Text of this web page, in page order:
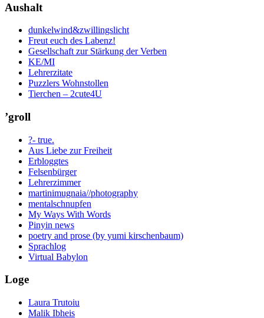
Aushalt
dunkelwind&zwillingslicht
Freut euch des Labenz!
Gesellschaft zur Stärkung der Verben
KE/MI
Lehrerzitate
Puzzlers Wohnstollen
Tierchen – 2cute4U
’groll
?- true.
Aus Liebe zur Freiheit
Erbloggtes
Felsenbürger
Lehrerzimmer
martinimugnaia//photography
mentalschnupfen
My Ways With Words
Pinyin news
poetry and prose (by yumi kirschenbaum)
Sprachlog
Virtual Babylon
Loge
Laura Trutoiu
Malik Ibheis